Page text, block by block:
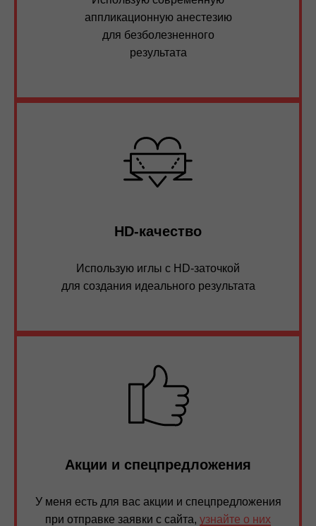
аппликационную анестезию
для безболезненного
результата
HD-качество
Использую иглы с HD-заточкой
для создания идеального результата
Акции и спецпредложения
У меня есть для вас акции и спецпредложения
при отправке заявки с сайта, узнайте о них